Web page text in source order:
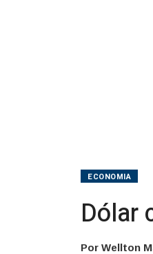
ECONOMIA
Dólar
Por Wellton